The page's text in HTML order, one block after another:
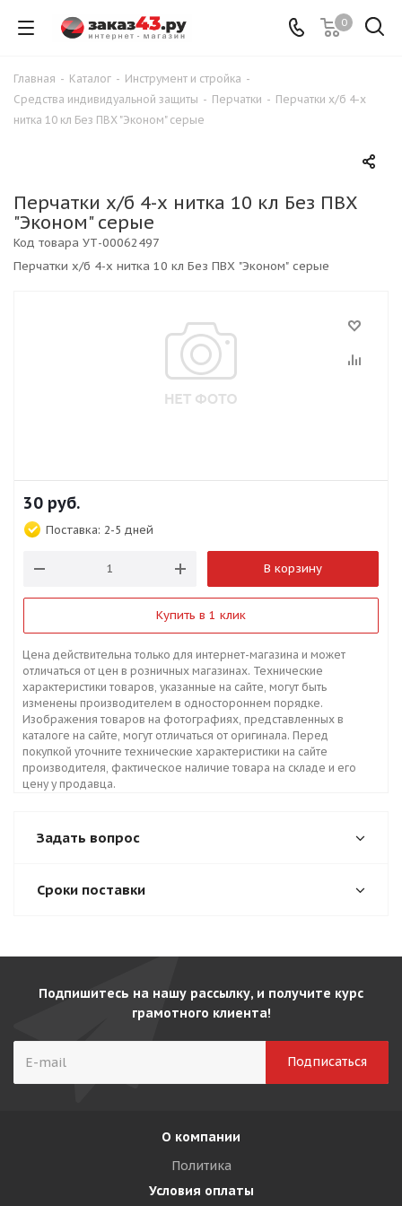
0
Главная - Каталог - Инструмент и стройка -
Средства индивидуальной защиты - Перчатки - Перчатки х/б 4-х
нитка 10 кл Без ПВХ "Эконом" серые
Перчатки х/б 4-х нитка 10 кл Без ПВХ
"Эконом" серые
Перчатки х/б 4-х нитка 10 кл Без ПВХ "Эконом" серые
Код товара УТ-00062497
30 руб.
Поставка: 2-5 дней
В корзину
Купить в 1 клик
Цена действительна только для интернет-магазина и может
отличаться от цен в розничных магазинах. Технические
характеристики товаров, указанные на сайте, могут быть
изменены производителем в одностороннем порядке.
Изображения товаров на фотографиях, представленных в
каталоге на сайте, могут отличаться от оригинала. Перед
покупкой уточните технические характеристики на сайте
производителя, фактическое наличие товара на складе и его
цену у продавца.
Задать вопрос
Сроки поставки
Подпишитесь на нашу рассылку, и получите курс
грамотного клиента!
О компании
Политика
Условия оплаты